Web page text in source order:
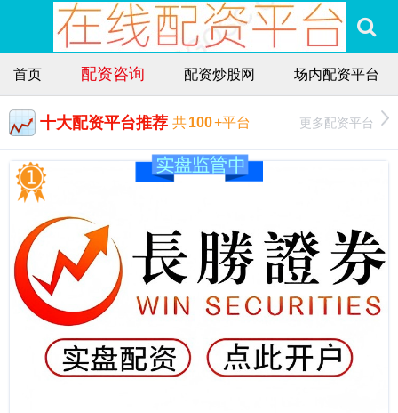
首页 配资咨询 配资炒股网 场内配资平台
十大配资平台推荐 共100+平台 更多配资平台